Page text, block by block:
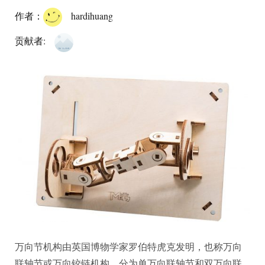
作者： hardihuang
贡献者:
万向节机构由英国博物学家罗伯特虎克发明，也称万向